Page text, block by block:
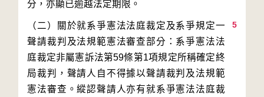
5
（二）關於就系爭憲法法庭裁定及系爭規定一
聲請裁判及法規範憲法審查部分：系爭憲法法
庭裁定非屬憲訴法第59條第1項規定所稱確定終
局裁判，聲請人自不得據以聲請裁判及法規範
憲法審查。縱認聲請人亦有就系爭憲法法庭裁